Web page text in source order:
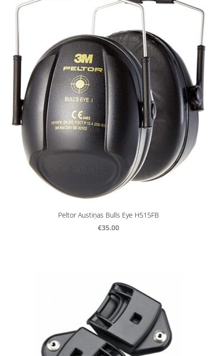
Peltor Austiņas Bulls Eye H515FB
€35.00